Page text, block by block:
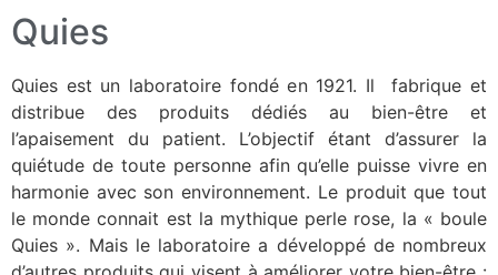
Quies
Quies est un laboratoire fondé en 1921. Il fabrique et
distribue des produits dédiés au bien-être et
l’apaisement du patient. L’objectif étant d’assurer la
quiétude de toute personne afin qu’elle puisse vivre en
harmonie avec son environnement. Le produit que tout
le monde connait est la mythique perle rose, la « boule
Quies ». Mais le laboratoire a développé de nombreux